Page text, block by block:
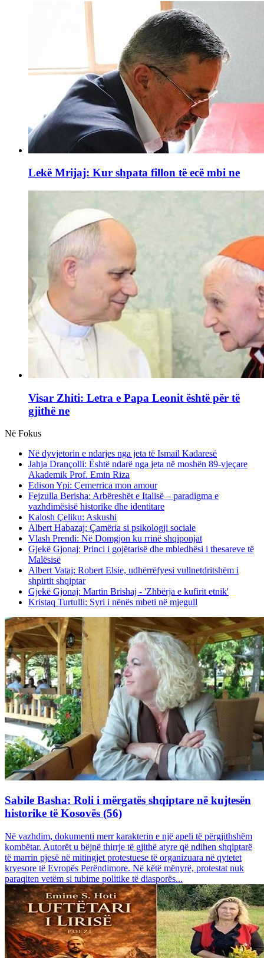
Lekë Mrijaj: Kur shpata fillon të ecë mbi ne
Visar Zhiti: Letra e Papa Leonit është për të
gjithë ne
Në Fokus
Në dyvjetorin e ndarjes nga jeta të Ismail Kadaresë
Jahja Drançolli: Është ndarë nga jeta në moshën 89-vjeçare
Akademik Prof. Emin Riza
Edison Ypi: Çemerrica mon amour
Fejzulla Berisha: Arbëreshët e Italisë – paradigma e
vazhdimësisë historike dhe identitare
Kalosh Çeliku: Askushi
Albert Habazaj: Çamëria si psikologji sociale
Vlash Prendi: Në Domgjon ku rrinë shqiponjat
Gjekë Gjonaj: Princi i gojëtarisë dhe mbledhësi i thesareve të
Malësisë
Albert Vataj: Robert Elsie, udhërrëfyesi vullnetdritshëm i
shpirtit shqiptar
Gjekë Gjonaj: Martin Brishaj - 'Zhbërja e kufirit etnik'
Kristaq Turtulli: Syri i nënës mbeti në mjegull
Sabile Basha: Roli i mërgatës shqiptare në kujtesën
historike të Kosovës (56)
Në vazhdim, dokumenti merr karakterin e një apeli të përgjithshëm
kombëtar. Autorët u bëjnë thirrje të gjithë atyre që ndihen shqiptarë
të marrin pjesë në mitingjet protestuese të organizuara në qytetet
kryesore të Evropës Perëndimore. Në këtë mënyrë, protestat nuk
paraqiten vetëm si tubime politike të diasporës...